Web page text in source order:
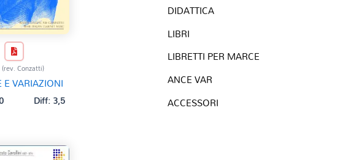
Conzatti)
VARIAZIONI
Diff: 3,5
DIDATTICA
LIBRI
LIBRETTI PER MARCE
ANCE VAR
ACCESSORI